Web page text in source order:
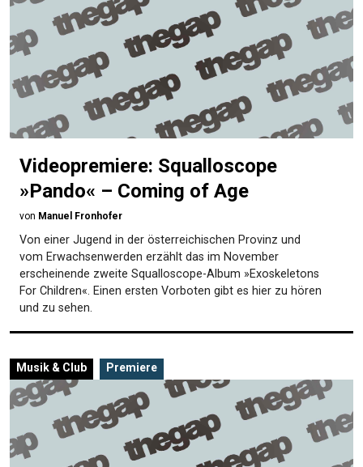
Videopremiere: Squalloscope
»Pando« – Coming of Age
von Manuel Fronhofer
Von einer Jugend in der österreichischen Provinz und
vom Erwachsenwerden erzählt das im November
erscheinende zweite Squalloscope-Album »Exoskeletons
For Children«. Einen ersten Vorboten gibt es hier zu hören
und zu sehen.
Musik & Club Premiere